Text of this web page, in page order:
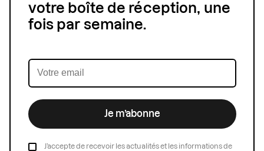
votre boîte de réception, une
fois par semaine.
Je m’abonne
J’accepte de recevoir les actualités et les informations de